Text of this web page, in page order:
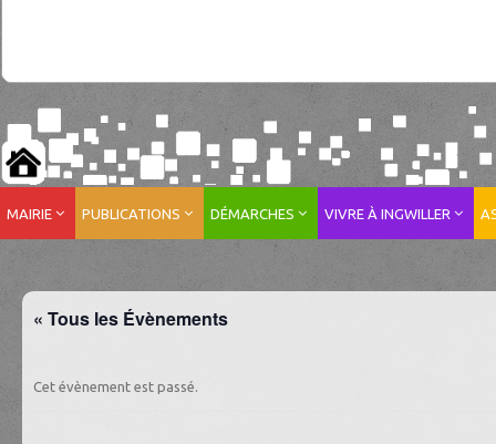
MAIRIE PUBLICATIONS DÉMARCHES VIVRE À INGWILLER
« Tous les Évènements
Cet évènement est passé.